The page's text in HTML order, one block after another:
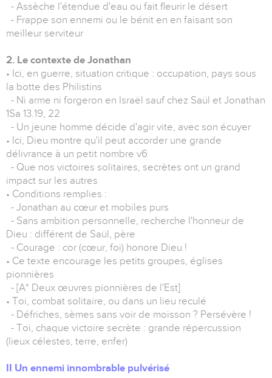
- Assèche l'étendue d'eau ou fait fleurir le désert
- Frappe son ennemi ou le bénit en en faisant son
meilleur serviteur
2. Le contexte de Jonathan
• Ici, en guerre, situation critique : occupation, pays sous
la botte des Philistins
- Ni arme ni forgeron en Israël sauf chez Saül et Jonathan
1Sa 13.19, 22
- Un jeune homme décide d'agir vite, avec son écuyer
• Ici, Dieu montre qu'il peut accorder une grande
délivrance à un petit nombre v6
- Que nos victoires solitaires, secrètes ont un grand
impact sur les autres
• Conditions remplies :
- Jonathan au cœur et mobiles purs
- Sans ambition personnelle, recherche l'honneur de
Dieu : différent de Saül, père
- Courage : cor (cœur, foi) honore Dieu !
• Ce texte encourage les petits groupes, églises
pionnières
- [A* Deux œuvres pionnières de l'Est]
• Toi, combat solitaire, ou dans un lieu reculé
- Défriches, sèmes sans voir de moisson ? Persévère !
- Toi, chaque victoire secrète : grande répercussion
(lieux célestes, terre, enfer)
II Un ennemi innombrable pulvérisé